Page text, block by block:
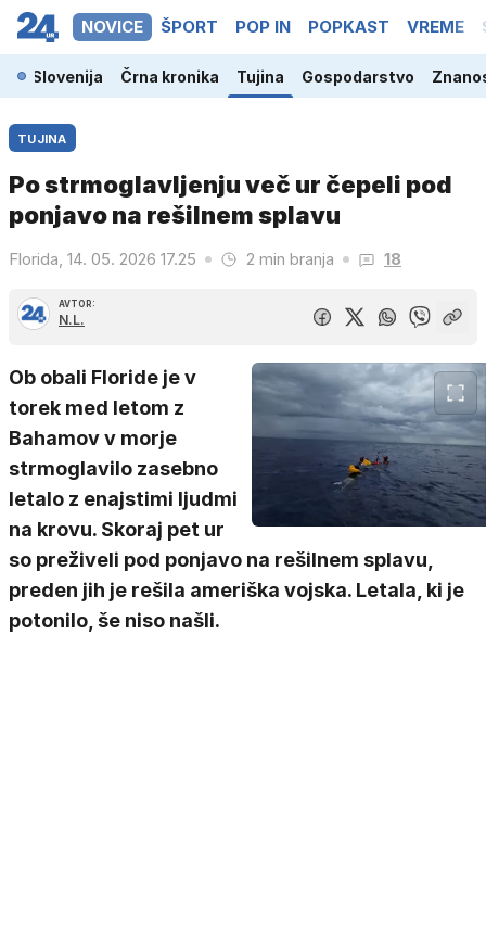
NOVICE ŠPORT POP IN POPKAST VREME
Slovenija Črna kronika Tujina Gospodarstvo
TUJINA
Po strmoglavljenju več ur čepeli pod
ponjavo na rešilnem splavu
Florida, 14. 05. 2026 17.25 2 min branja 18
AVTOR:
N.L.
Ob obali Floride je v
torek med letom z
Bahamov v morje
strmoglavilo zasebno
letalo z enajstimi ljudmi
na krovu. Skoraj pet ur
so preživeli pod ponjavo na rešilnem splavu,
preden jih je rešila ameriška vojska. Letala, ki je
potonilo, še niso našli.